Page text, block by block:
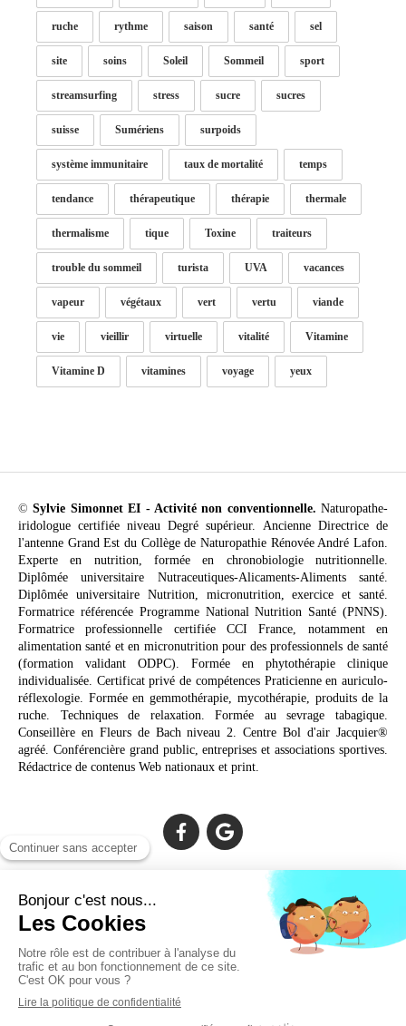
ruche rythme saison santé sel
site soins Soleil Sommeil sport
streamsurfing stress sucre sucres
suisse Sumériens surpoids
système immunitaire taux de mortalité temps
tendance thérapeutique thérapie thermale
thermalisme tique Toxine traiteurs
trouble du sommeil turista UVA vacances
vapeur végétaux vert vertu viande
vie vieillir virtuelle vitalité Vitamine
Vitamine D vitamines voyage yeux
©Sylvie Simonnet EI - Activité non conventionnelle. Naturopathe-
iridologue certifiée niveau Degré supérieur. Ancienne Directrice de
l'antenne Grand Est du Collège de Naturopathie Rénovée André Lafon.
Experte en nutrition, formée en chronobiologie nutritionnelle.
Diplômée universitaire Nutraceutiques-Alicaments-Aliments santé.
Diplômée universitaire Nutrition, micronutrition, exercice et santé.
Formatrice référencée Programme National Nutrition Santé (PNNS).
Formatrice professionnelle certifiée CCI France, notamment en
alimentation santé et en micronutrition pour des professionnels de santé
(formation validant ODPC). Formée en phytothérapie clinique
individualisée. Certificat privé de compétences Praticienne en auriculo-
réflexologie. Formée en gemmothérapie, mycothérapie, produits de la
ruche. Techniques de relaxation. Formée au sevrage tabagique.
Conseillère en Fleurs de Bach niveau 2. Centre Bol d'air Jacquier®
agréé. Conférencière grand public, entreprises et associations sportives.
Rédactrice de contenus Web nationaux et print.
Cabinet facilement accessible depuis :
Lechiagat, Treffiagat, Lesconil, Loctudy, Plobannalec, Fouesnant,
Plomeur, Pont L'Abbé, Quimper, Bénodet, Concarneau,
Douarnenez, Crozon, Rosporden, Pont-Aven, Brest, Landerneau